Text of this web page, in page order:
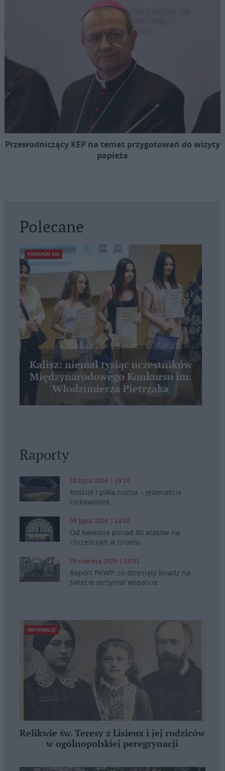
Przewodniczący KEP na temat przygotowań do wizyty
papieża
Polecane
PATRONAT KAI
Kalisz: niemal tysiąc uczestników
Międzynarodowego Konkursu im.
Włodzimierza Pietrzaka
Raporty
20 lipca 2026 | 19:10
Kościół i piłka nożna – jedenaście
ciekawostek
09 lipca 2026 | 14:00
Od kwietnia ponad 80 ataków na
chrześcijan w Izraelu
29 czerwca 2026 | 16:01
Raport PKWP: co dziesiąty ksiądz na
świecie otrzymał wsparcie
INFORMACJE
Relikwie św. Teresy z Lisieux i jej rodziców
w ogólnopolskiej peregrynacji